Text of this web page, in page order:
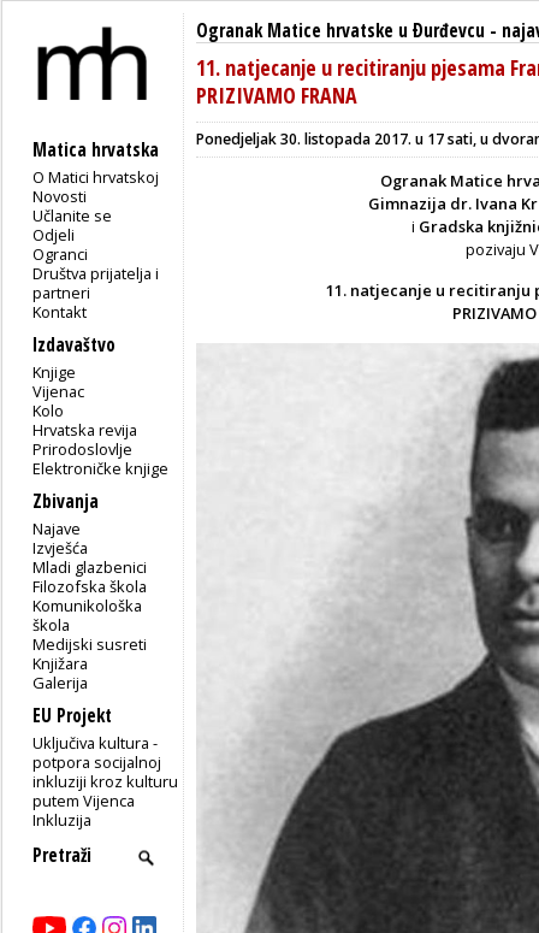
Matica hrvatska
O Matici hrvatskoj
Novosti
Učlanite se
Odjeli
Ogranci
Društva prijatelja i
partneri
Kontakt
Izdavaštvo
Knjige
Vijenac
Kolo
Hrvatska revija
Prirodoslovlje
Elektroničke knjige
Zbivanja
Najave
Izvješća
Mladi glazbenici
Filozofska škola
Komunikološka
škola
Medijski susreti
Knjižara
Galerija
EU Projekt
Uključiva kultura -
potpora socijalnoj
inkluziji kroz kulturu
putem Vijenca
Inkluzija
Ogranak Matice hrvatske u Ðurđevcu -
11. natjecanje u recitiranju pjesama
PRIZIVAMO FRANA
Ponedjeljak 30. listopada 2017. u 17 sati, u
Ogranak Matice
Gimnazija dr. Ivana
i Gradska
pozivaju
11. natjecanje u recitiranju